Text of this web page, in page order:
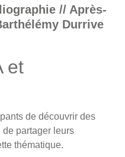
// Après-
Durrive
et
de découvrir des
partager leurs
thématique.